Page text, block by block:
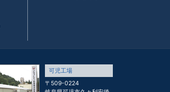
可児工場
〒509-0224